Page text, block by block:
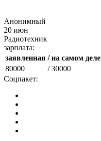
Анонимный
20 июн
Радиотехник
зарплата:
заявленная / на самом деле
80000
/ 30000
Соцпакет: